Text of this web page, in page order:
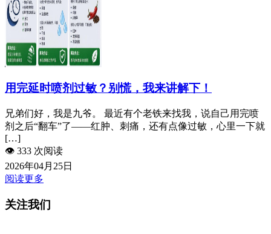
用完延时喷剂过敏？别慌，我来讲解下！
兄弟们好，我是九爷。 最近有个老铁来找我，说自己用完喷
剂之后“翻车”了——红肿、刺痛，还有点像过敏，心里一下就
[…]
👁️ 333 次阅读
2026年04月25日
阅读更多
关注我们